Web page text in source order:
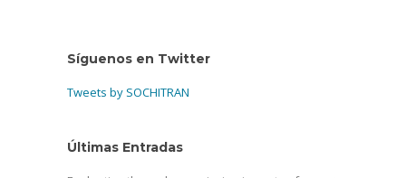
Síguenos en Twitter
Tweets by SOCHITRAN
Últimas Entradas